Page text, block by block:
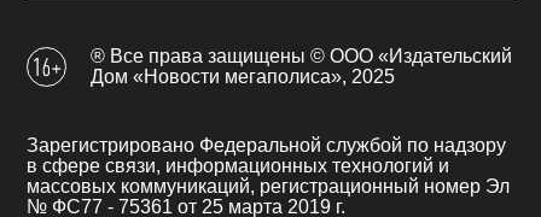
® Все права защищены © ООО «Издательский
Дом «Новости мегаполиса», 2025
Зарегистрировано Федеральной службой по надзору
в сфере связи, информационных технологий и
массовых коммуникаций, регистрационный номер Эл
№ ФС77 - 75361 от 25 марта 2019 г.